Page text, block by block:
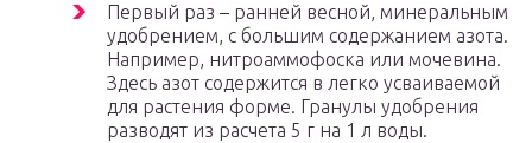
Первый раз – ранней весной, минеральным
удобрением, с большим содержанием азота.
Например, нитроаммофоска или мочевина.
Здесь азот содержится в легко усваиваемой
для растения форме. Гранулы удобрения
разводят из расчета 5 г на 1 л воды.